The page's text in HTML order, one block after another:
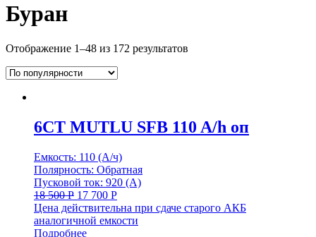
Буран
Отображение 1–48 из 172 результатов
6CT MUTLU SFB 110 A/h оп
Емкость: 110 (А/ч)
Полярность: Обратная
Пусковой ток: 920 (А)
18 500Р 17 700 Р
Цена действительна при сдаче старого АКБ
аналогичной емкости
Подробнее